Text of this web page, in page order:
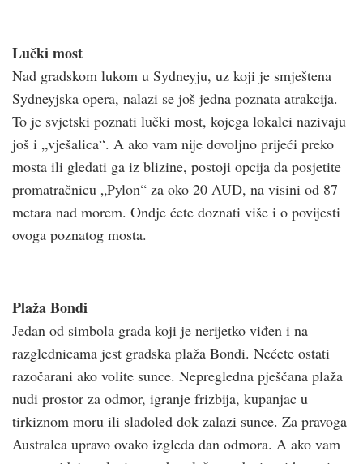
Lučki most
Nad gradskom lukom u Sydneyju, uz koji je smještena
Sydneyjska opera, nalazi se još jedna poznata atrakcija.
To je svjetski poznati lučki most, kojega lokalci nazivaju
još i „vješalica“. A ako vam nije dovoljno prijeći preko
mosta ili gledati ga iz blizine, postoji opcija da posjetite
promatračnicu „Pylon“ za oko 20 AUD, na visini od 87
metara nad morem. Ondje ćete doznati više i o povijesti
ovoga poznatog mosta.
Plaža Bondi
Jedan od simbola grada koji je nerijetko viđen i na
razglednicama jest gradska plaža Bondi. Nećete ostati
razočarani ako volite sunce. Nepregledna pješčana plaža
nudi prostor za odmor, igranje frizbija, kupanjac u
tirkiznom moru ili sladoled dok zalazi sunce. Za pravoga
Australca upravo ovako izgleda dan odmora. A ako vam